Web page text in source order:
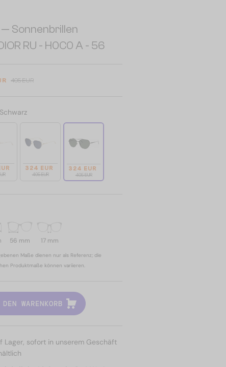
— Sonnenbrillen
RU - H0C0 A - 56
405 EUR
Schwarz
324 EUR
405 EUR
324 EUR
405 EUR
56 mm 17 mm
Maße dienen nur als Referenz; die
Produktmaße können variieren.
WARENKORB
Lager, sofort in unserem Geschäft